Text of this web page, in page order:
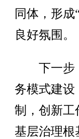
同体，形
良好氛围。
下一步，
务模式建设
制，创新工
基层治理根